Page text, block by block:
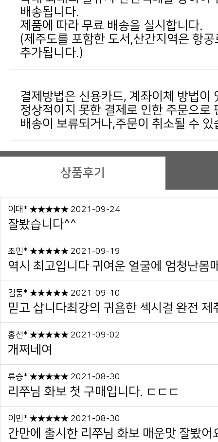
배송됩니다.
제품에 따라 무료 배송을 실시합니다.
추가됩니다.)
결제방법은 신용카드, 계좌이체 방법이
배송이 보류되거나,주문이 취소될 수 있
상품후기
이대* ★★★★★ 2021-09-24
잘봤습니다^^
조민* ★★★★★ 2021-09-19
역시 최고입니다 귀여운 얼굴에 엄청난몸
김동* ★★★★★ 2021-09-10
믿고 삽니다최강의 귀욤한 섹시걸 완전 제
홍선* ★★★★★ 2021-09-02
개쩌네여
류승* ★★★★★ 2021-08-30
리쭈님 화보 첫 구매입니다. ㄷㄷㄷ
이민* ★★★★★ 2021-08-30
간만에 출시한 리쭈님 화보 매운맛 잘봤